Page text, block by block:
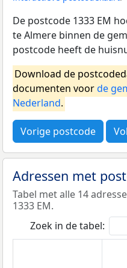
De postcode 1333 EM
te Almere binnen de
postcode heeft de
Download de
documenten voorde
Nederland.
Vorige postcode
Adressen met
Tabel met alle 14
1333 EM.
Zoek in de tabel: